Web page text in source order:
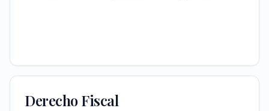
Derecho Fiscal